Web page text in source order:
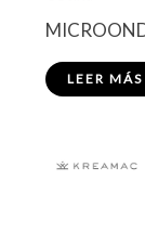
LEER MÁS